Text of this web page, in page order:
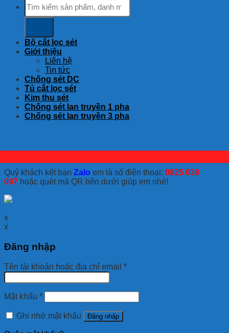
kiếm:
Bộ cắt lọc sét
Giới thiệu
Liên hệ
Tin tức
Chống sét DC
Tủ cắt lọc sét
Kim thu sét
Chống sét lan truyền 1 pha
Chống sét lan truyền 3 pha
Quý khách kết bạn Zalo em là số điện thoại: 0925 038
097 hoặc quét mã QR bên dưới giúp em nhé!
x
x
Đăng nhập
Tên tài khoản hoặc địa chỉ email *
Mật khẩu *
Ghi nhớ mật khẩu Đăng nhập